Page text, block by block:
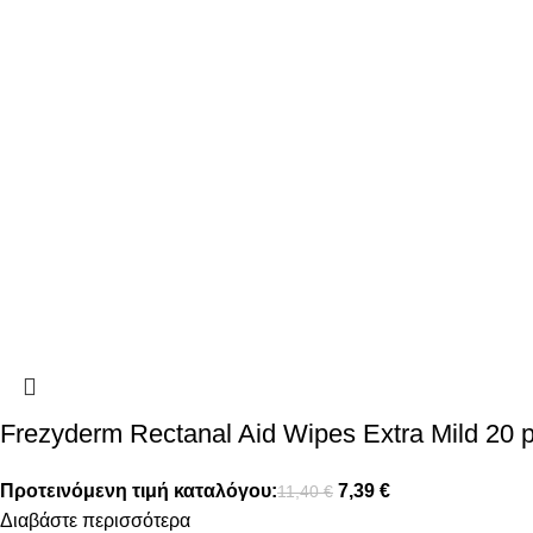
Frezyderm Rectanal Aid Wipes Extra Mild 20
Προτεινόμενη τιμή καταλόγου:11,40€ 7,39 €
Διαβάστε περισσότερα